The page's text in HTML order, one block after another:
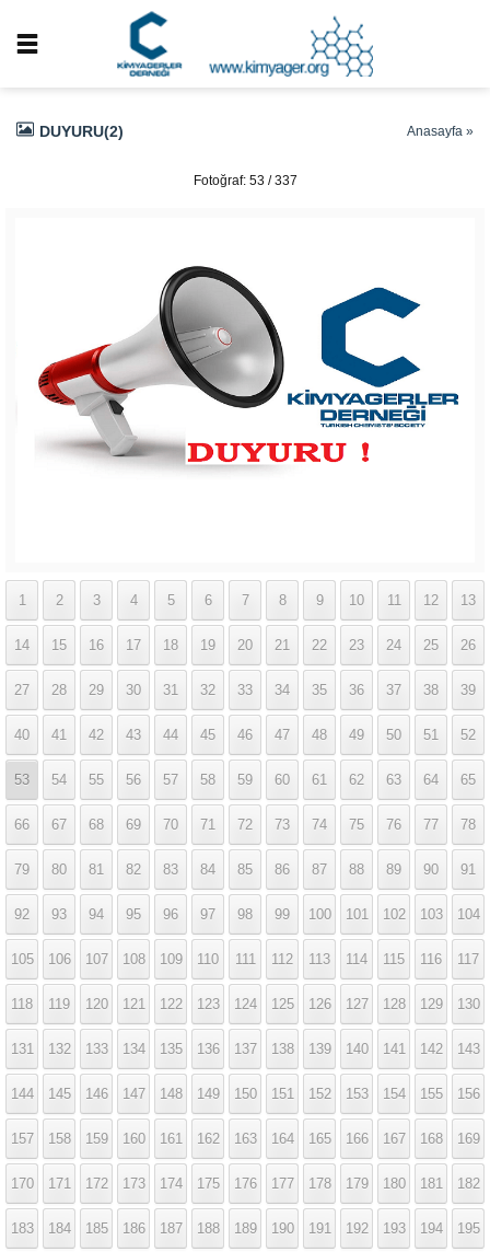
DUYURU(2) Anasayfa »
Fotoğraf: 53 / 337
1 2 3 4 5 6 7 8 9 10 11 12 13
14 15 16 17 18 19 20 21 22 23 24 25 26
27 28 29 30 31 32 33 34 35 36 37 38 39
40 41 42 43 44 45 46 47 48 49 50 51 52
53 54 55 56 57 58 59 60 61 62 63 64 65
66 67 68 69 70 71 72 73 74 75 76 77 78
79 80 81 82 83 84 85 86 87 88 89 90 91
92 93 94 95 96 97 98 99 100 101 102 103 104
105 106 107 108 109 110 111 112 113 114 115 116 117
118 119 120 121 122 123 124 125 126 127 128 129 130
131 132 133 134 135 136 137 138 139 140 141 142 143
144 145 146 147 148 149 150 151 152 153 154 155 156
157 158 159 160 161 162 163 164 165 166 167 168 169
170 171 172 173 174 175 176 177 178 179 180 181 182
183 184 185 186 187 188 189 190 191 192 193 194 195